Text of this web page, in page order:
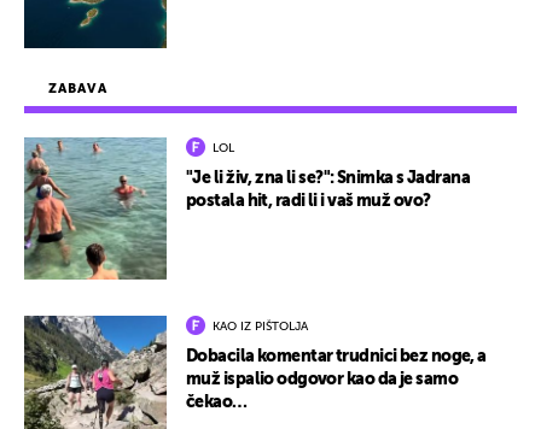
ZABAVA
LOL
"Je li živ, zna li se?": Snimka s Jadrana
postala hit, radi li i vaš muž ovo?
KAO IZ PIŠTOLJA
Dobacila komentar trudnici bez noge, a
muž ispalio odgovor kao da je samo
čekao…